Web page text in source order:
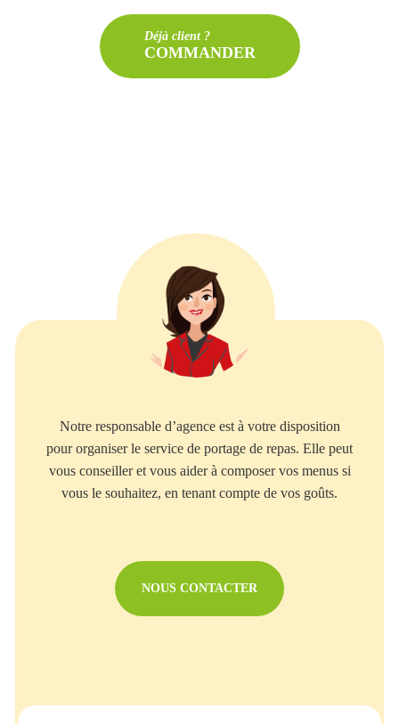
Déjà client ?
COMMANDER
Notre responsable d’agence est à votre disposition
pour organiser le service de portage de repas. Elle peut
vous conseiller et vous aider à composer vos menus si
vous le souhaitez, en tenant compte de vos goûts.
NOUS CONTACTER